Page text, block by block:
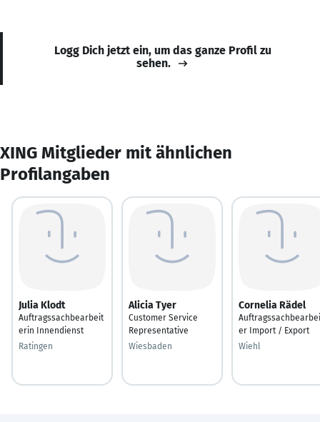
Logg Dich jetzt ein, um das ganze Profil zu
sehen.
XING Mitglieder mit ähnlichen
Profilangaben
Julia Klodt
Auftragssachbearbeit
erin Innendienst
Ratingen
Alicia Tyer
Customer Service
Representative
Wiesbaden
Cornelia Rädel
er Import / Export
Wiehl